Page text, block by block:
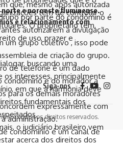
que, mesmo após autorizada
por parte do condômino é
autorizarem a divulgação
um grupo coletivo , isso pode
de criação do grupo.
de telefone é um dado
condômino e do morador a
para os demais moradores
expressamente com
administração.
condomínio é um canal de
têm de controlar o
O proprietário tem,
de uso, prazer e
buscando uma
os interesses, principalmente
em que a harmonia deve
fundamentais dos
o judiciário brasileiro vem
acerca dos direitos dos
e noroeste fluminense.
e relacionamento com
Siga-nos
Todos os direitos reservados.